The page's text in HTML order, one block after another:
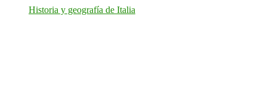
Historia y geografía de Italia